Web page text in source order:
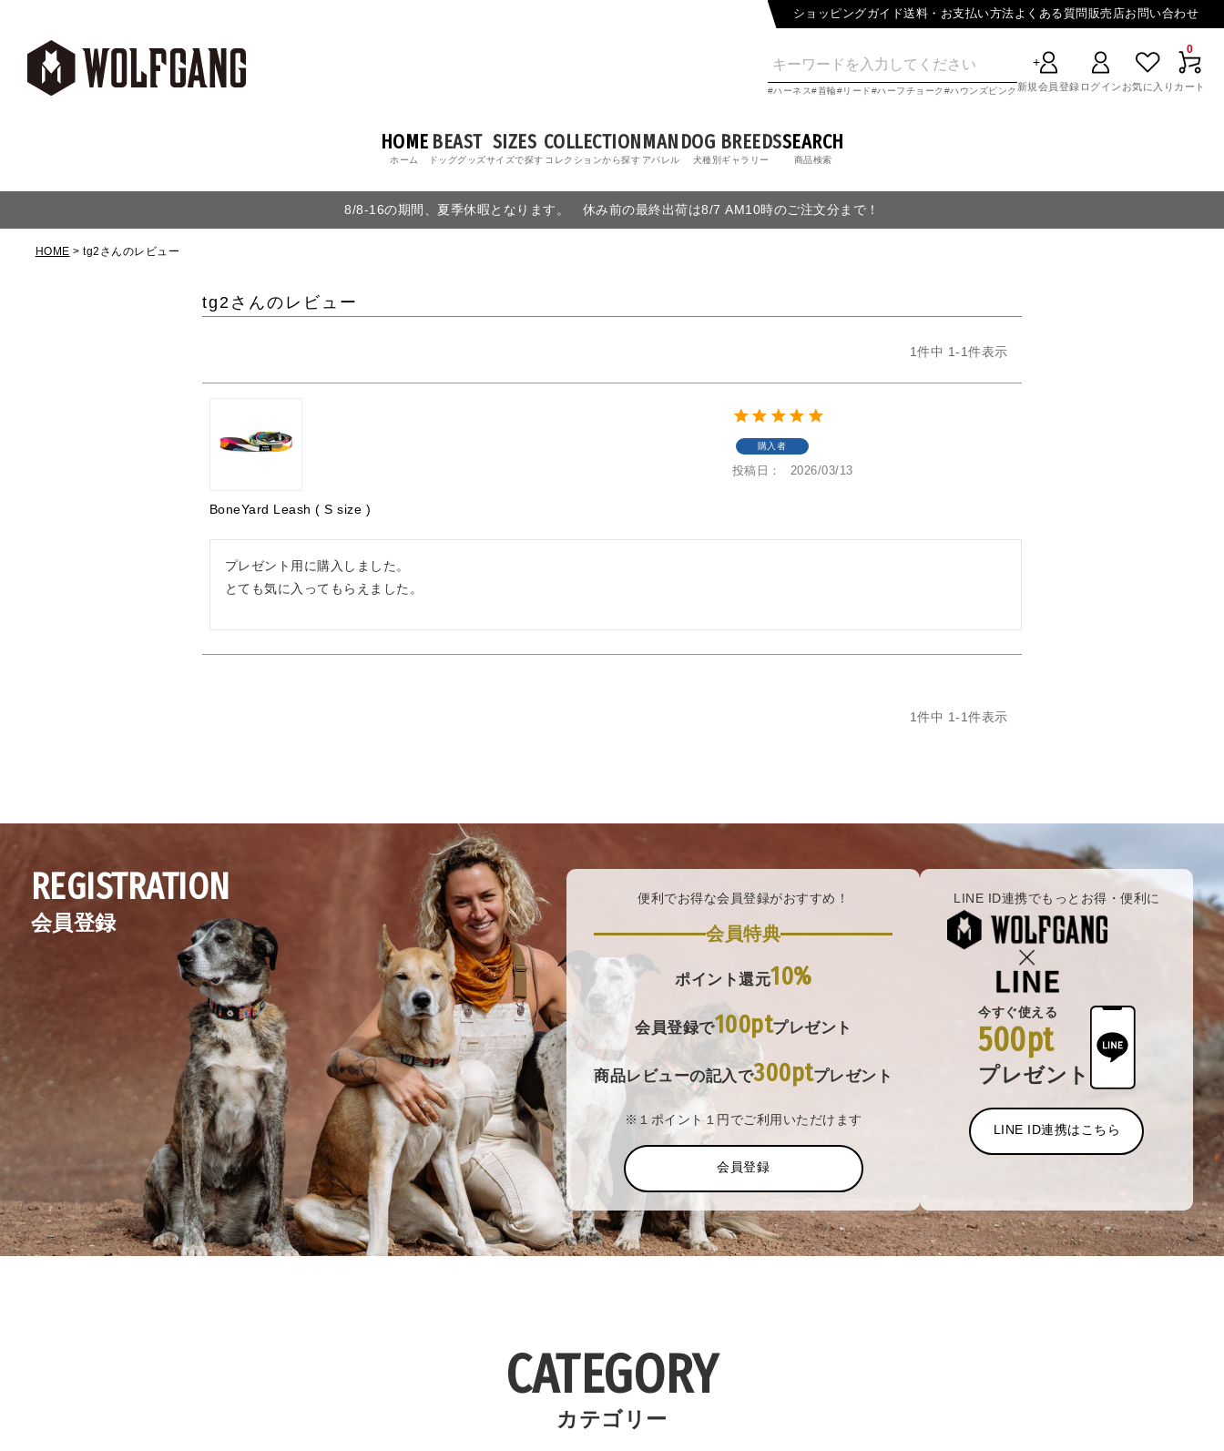
ショッピングガイド送料・お支払い方法よくある質問販売店お問い合わせ
ハーネス 首輪 リード ハーフチョーク ハウンズピンク 新規会員登録 ログイン お気に入り
0
カート
HOME
ホーム
BEAST
ドッググッズ
SIZES
サイズで探す
COLLECTION
コレクションから探す
MAN
アパレル
DOG BREEDS
犬種別ギャラリー
SEARCH
商品検索
8/8-16の期間、夏季休暇となります。 休み前の最終出荷は8/7 AM10時のご注文分まで！
HOME tg2さんのレビュー
tg2さんのレビュー
1件中 1-1件表示
BoneYard Leash ( S size )
購入者
投稿日 2026/03/13
プレゼント用に購入しました。
とても気に入ってもらえました。
1件中 1-1件表示
REGISTRATION
会員登録
便利でお得な会員登録がおすすめ！
会員特典
ポイント還元10%
会員登録で100ptプレゼント
商品レビューの記入で300ptプレゼント
※１ポイント１円でご利用いただけます
会員登録
LINE ID連携でもっとお得・便利に
今すぐ使える
500pt
プレゼント
LINE ID連携はこちら
CATEGORY
カテゴリー